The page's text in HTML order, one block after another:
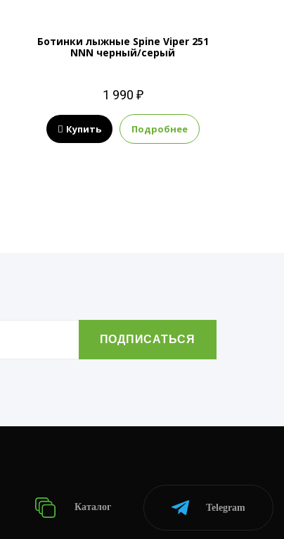
Ботинки лыжные Spine Viper 251
NNN черный/серый
1 990 ₽
Купить Подробнее
Каталог Telegram